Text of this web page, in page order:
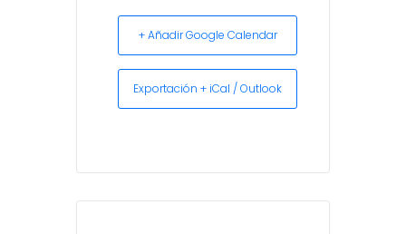
+ Añadir Google Calendar
Exportación + iCal / Outlook